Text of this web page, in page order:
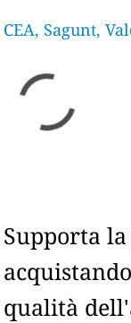
CEA, Sagunt,
Supporta
qualità